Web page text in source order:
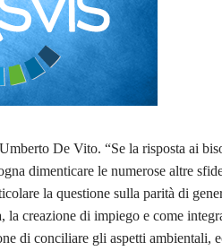
De Vito. “Se la risposta ai
dimenticare le numerose altre
la questione sulla parità di
creazione di impiego e come
di conciliare gli aspetti ambientali,